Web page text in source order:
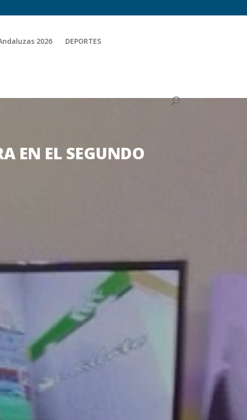
2026 DEPORTES
EN EL SEGUNDO